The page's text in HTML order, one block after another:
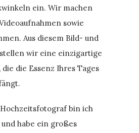
ein. Wir machen
sowie
Aus diesem Bild- und
wir eine einzigartige
die die Essenz Ihres Tages
bin ich
habe ein großes